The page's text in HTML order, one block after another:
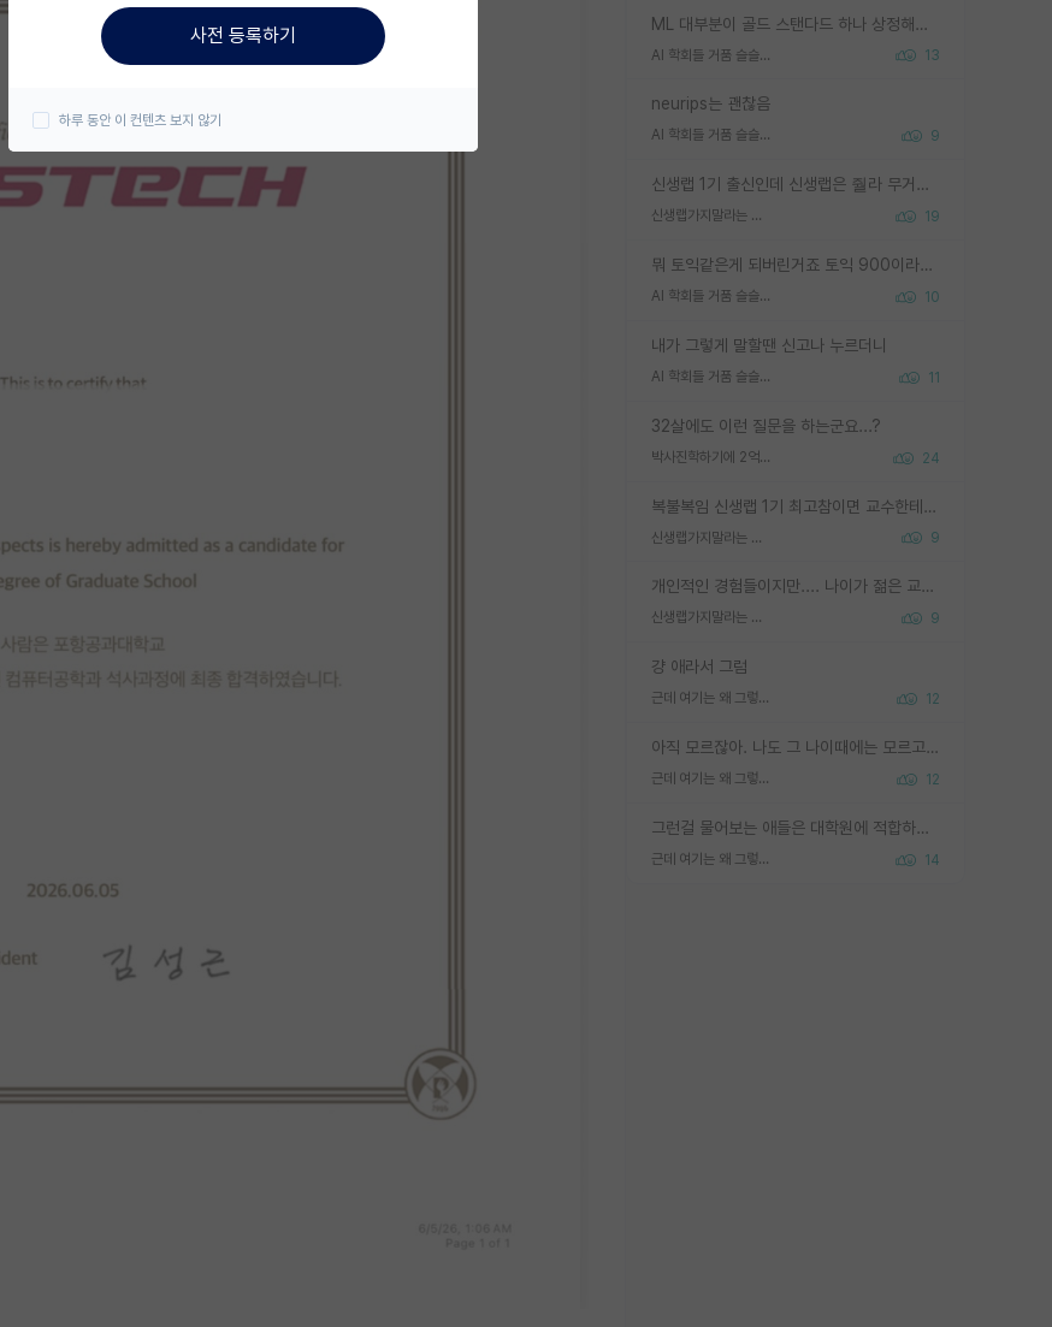
ML 대부분이 골드 스탠다드 하나 상정해놓고 (벤치마크 데이터셋이 여러 개면 여러 개 상정) 그거 얼마나 잘 맞추나 싸움임 가끔 번뜩이는 설계 철학을 보여주는 논문들도 있지만 대부분 그거 성적 얼마나 더 올리느라에 혈안이 되어 있는 측면이 잇음
AI 학회들 거품 슬슬 지적이 나오네요 13
neurips는 괜찮음
AI 학회들 거품 슬슬 지적이 나오네요 9
신생랩 1기 출신인데 신생랩은 줠라 무거운 바벨 같은거임. 들면 대박인데 못들면 깔려 죽음. 아무도 알려주지 않는 환경에서 자생해야하지만, 일단 살아남았다면 그 어떤 사람보다 악착같고 생존력 높은 사람으로 거듭날 수 있음
신생랩가지말라는 이유가 있었구나 19
뭐 토익같은게 되버린거죠 토익 900이라고 영어잘하는건 아닙니다만 잘하는사람은 다 900을 넘는 그런
AI 학회들 거품 슬슬 지적이 나오네요 10
내가 그렇게 말할땐 신고나 누르더니
AI 학회들 거품 슬슬 지적이 나오네요 11
32살에도 이런 질문을 하는군요...?
박사진학하기에 2억은 괜찮은 (?) 정도의 경제력인가요 24
복불복임 신생랩 1기 최고참이면 교수한테 직접 지도받는 시간이 매우 많음 제대로 된 교수라면 말이지 그게 아니라면 그냥 넌 해방 불가능한 노예 1호에 감점쓰레기통이 되는거고
신생랩가지말라는 이유가 있었구나 9
개인적인 경험들이지만.... 나이가 젊은 교수일수록 꼰대라는 가면을 쓴 채로 무례함을 행동하는 경우가 거의 90% 정도였음. 나이가 어린데 다른 또래들과 달리 명예, 권력, 재력까지 얻었으니 세상 다 가진 기분이겠지. 오히러 나이 든 교수들이 행동과 말을 더 조심하시더라.
신생랩가지말라는 이유가 있었구나 9
걍 애라서 그럼
근데 여기는 왜 그렇게 SPK를 물어보는거임? 12
아직 모르잖아. 나도 그 나이때에는 모르고 평가 받고 안심하고 싶었어.
근데 여기는 왜 그렇게 SPK를 물어보는거임? 12
그런걸 물어보는 애들은 대학원에 적합하지 않다
근데 여기는 왜 그렇게 SPK를 물어보는거임? 14
사전 등록하기
하루 동안 이 컨텐츠 보지 않기